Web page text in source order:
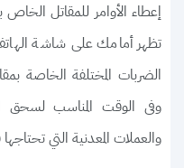
إعطاء الأوامر للمقاتل
تظهر أمامك على شاشة
الضربات المختلفة الخاصة
وفى الوقت المناسب لسحق
والعملات المعدنية التي